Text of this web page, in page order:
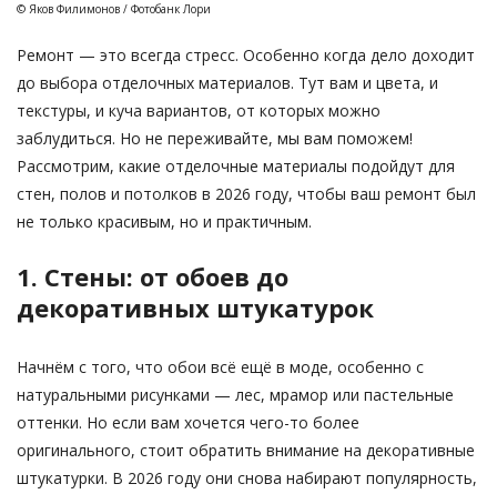
© Яков Филимонов / Фотобанк Лори
Ремонт — это всегда стресс. Особенно когда дело доходит
до выбора отделочных материалов. Тут вам и цвета, и
текстуры, и куча вариантов, от которых можно
заблудиться. Но не переживайте, мы вам поможем!
Рассмотрим, какие отделочные материалы подойдут для
стен, полов и потолков в 2026 году, чтобы ваш ремонт был
не только красивым, но и практичным.
1. Стены: от обоев до
декоративных штукатурок
Начнём с того, что обои всё ещё в моде, особенно с
натуральными рисунками — лес, мрамор или пастельные
оттенки. Но если вам хочется чего-то более
оригинального, стоит обратить внимание на декоративные
штукатурки. В 2026 году они снова набирают популярность,